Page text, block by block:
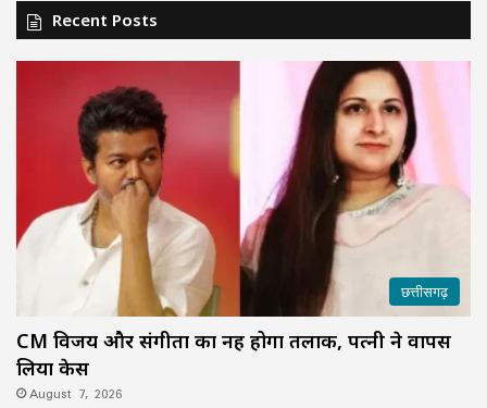
Recent Posts
छत्तीसगढ़
CM विजय और संगीता का नहीं होगा तलाक, पत्नी ने वापस
लिया केस
August 7, 2026